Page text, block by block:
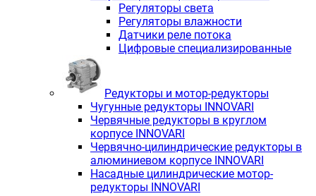
Регуляторы света
Регуляторы влажности
Датчики реле потока
Цифровые специализированные
Редукторы и мотор-редукторы
Чугунные редукторы INNOVARI
Червячные редукторы в круглом
корпусе INNOVARI
Червячно-цилиндрические редукторы в
алюминиевом корпусе INNOVARI
Насадные цилиндрические мотор-
редукторы INNOVARI